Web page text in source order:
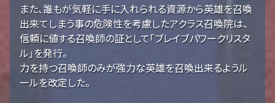
また、誰もが気軽に手に入れられる資源から英雄を召喚
出来てしまう事の危険性を考慮したアクラス召喚院は、
信頼に値する召喚師の証として「ブレイブパワークリスタ
ル」を発行。
力を持つ召喚師のみが強力な英雄を召喚出来るようル
ールを改定した。